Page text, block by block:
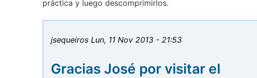
práctica y luego descomprimirlos.
jsequeiros Lun, 11 Nov 2013 - 21:53
Gracias José por visitar el